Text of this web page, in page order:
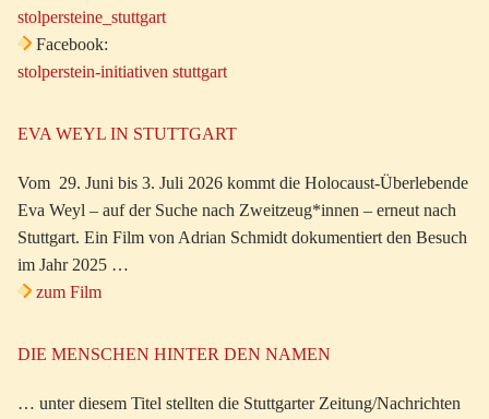
stolpersteine_stuttgart
Facebook:
stolperstein-initiativen stuttgart
EVA WEYL IN STUTTGART
Vom 29. Juni bis 3. Juli 2026 kommt die Holocaust-Überlebende
Eva Weyl – auf der Suche nach Zweitzeug*innen – erneut nach
Stuttgart. Ein Film von Adrian Schmidt dokumentiert den Besuch
im Jahr 2025 …
zum Film
DIE MENSCHEN HINTER DEN NAMEN
… unter diesem Titel stellten die Stuttgarter Zeitung/Nachrichten